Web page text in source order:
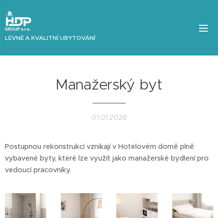
LEVNÉ A KVALITNÍ UBYTOVÁNÍ
Manažerský byt
01.01.2026
Postupnou rekonstrukcí vznikají v Hotelovém domě plně
vybavené byty, které lze využít jako manažerské bydlení pro
vedoucí pracovníky.